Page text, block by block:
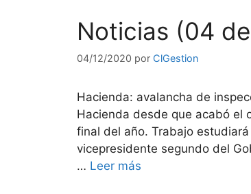
Noticias (04
04/12/2020 por ClGestion
Hacienda: avalancha de
Hacienda desde que acabó el
final del año. Trabajo
vicepresidente segundo del
… Leer más